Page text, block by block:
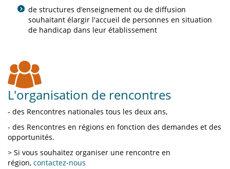
de structures d’enseignement ou de diffusion
souhaitant élargir l'accueil de personnes en situation
de handicap dans leur établissement
L'organisation de rencontres
- des Rencontres nationales tous les deux ans,
- des Rencontres en régions en fonction des demandes et des
opportunités.
> Si vous souhaitez organiser une rencontre en
région, contactez-nous